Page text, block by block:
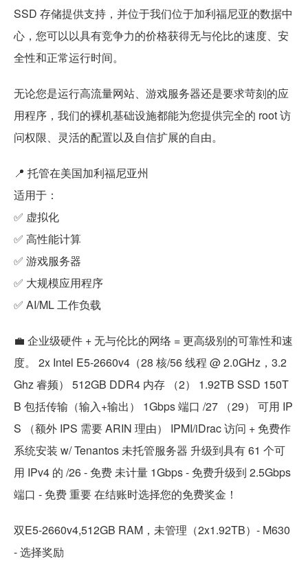
SSD 存储提供支持，并位于我们位于加利福尼亚的数据中
心，您可以以具有竞争力的价格获得无与伦比的速度、安
全性和正常运行时间。
无论您是运行高流量网站、游戏服务器还是要求苛刻的应
用程序，我们的裸机基础设施都能为您提供完全的 root 访
问权限、灵活的配置以及自信扩展的自由。
📍 托管在美国加利福尼亚州
适用于：
✅ 虚拟化
✅ 高性能计算
✅ 游戏服务器
✅ 大规模应用程序
✅ AI/ML 工作负载
💼 企业级硬件 + 无与伦比的网络 = 更高级别的可靠性和速
度。 2x Intel E5-2660v4（28 核/56 线程 @ 2.0GHz，3.2
Ghz 睿频） 512GB DDR4 内存 （2） 1.92TB SSD 150T
B 包括传输（输入+输出） 1Gbps 端口 /27 （29） 可用 IP
S （额外 IPS 需要 ARIN 理由） IPMI/iDrac 访问 + 免费作
系统安装 w/ Tenantos 未托管服务器 升级到具有 61 个可
用 IPv4 的 /26 - 免费 未计量 1Gbps - 免费升级到 2.5Gbps
端口 - 免费 重要 在结账时选择您的免费奖金！
双E5-2660v4,512GB RAM，未管理（2x1.92TB）- M630
- 选择奖励